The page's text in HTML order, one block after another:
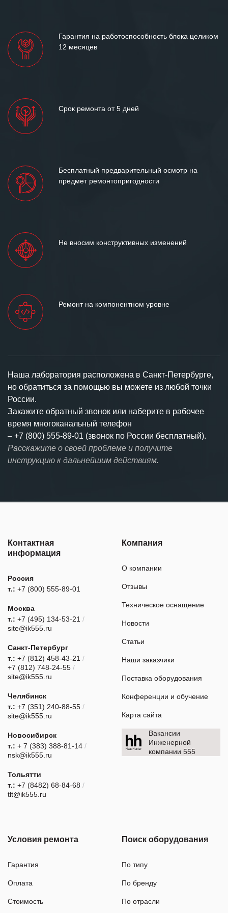
Гарантия на работоспособность блока целиком
12 месяцев
Срок ремонта от 5 дней
Бесплатный предварительный осмотр на
предмет ремонтопригодности
Не вносим конструктивных изменений
Ремонт на компонентном уровне
Наша лаборатория расположена в Санкт-Петербурге,
но обратиться за помощью вы можете из любой точки
России.
Закажите обратный звонок или наберите в рабочее
время многоканальный телефон
– +7 (800) 555-89-01 (звонок по России бесплатный).
Расскажите о своей проблеме и получите
инструкцию к дальнейшим действиям.
Контактная
информация
Россия
т.: +7 (800) 555-89-01
Москва
т.: +7 (495) 134-53-21 /
site@ik555.ru
Санкт-Петербург
т.: +7 (812) 458-43-21 /
+7 (812) 748-24-55 /
site@ik555.ru
Челябинск
т.: +7 (351) 240-88-55 /
site@ik555.ru
Новосибирск
т.: + 7 (383) 388-81-14 /
nsk@ik555.ru
Тольятти
т.: +7 (8482) 68-84-68 /
tlt@ik555.ru
Компания
О компании
Отзывы
Техническое оснащение
Новости
Статьи
Наши заказчики
Поставка оборудования
Конференции и обучение
Карта сайта
Вакансии
Инженерной
компании 555
Условия ремонта
Гарантия
Оплата
Стоимость
Поиск оборудования
По типу
По бренду
По отрасли